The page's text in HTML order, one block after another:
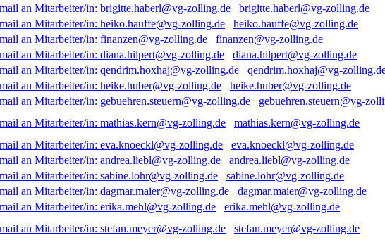
brigitte.haberl@vg-zolling.de
heiko.hauffe@vg-zolling.de
finanzen@vg-zolling.de
diana.hilpert@vg-zolling.de
qendrim.hoxhaj@vg-
heike.huber@vg-zolling.de
gebuehren.steuern@vg-
mathias.kern@vg-zolling.de
eva.knoeckl@vg-zolling.de
andrea.liebl@vg-zolling.de
sabine.lohr@vg-zolling.de
dagmar.maier@vg-zolling.de
erika.mehl@vg-zolling.de
stefan.meyer@vg-zolling.de